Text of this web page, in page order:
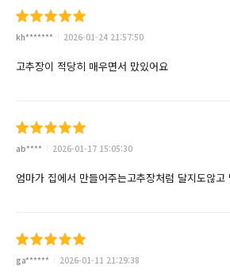
kh******* 2026-01-24 21:57:50
고추장이 적당히 매우면서 맜있어요
ab**** 2026-01-17 15:05:30
엄마가 집에서 만들어주는고추장처럼 달지도않고
ga****** 2026-01-11 21:29:38